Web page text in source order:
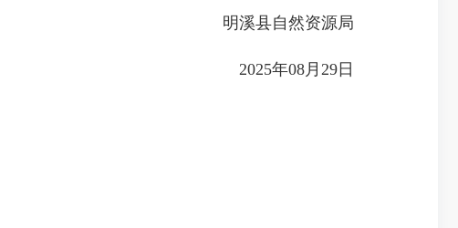
明溪县自然资源局
2025年08月29日